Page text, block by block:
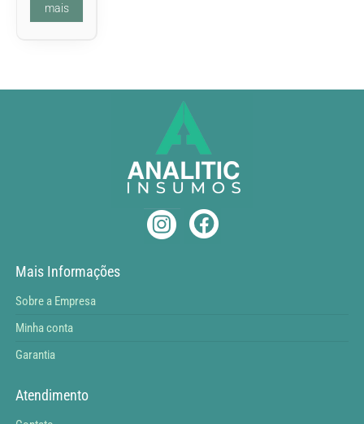
mais
Mais Informações
Sobre a Empresa
Minha conta
Garantia
Atendimento